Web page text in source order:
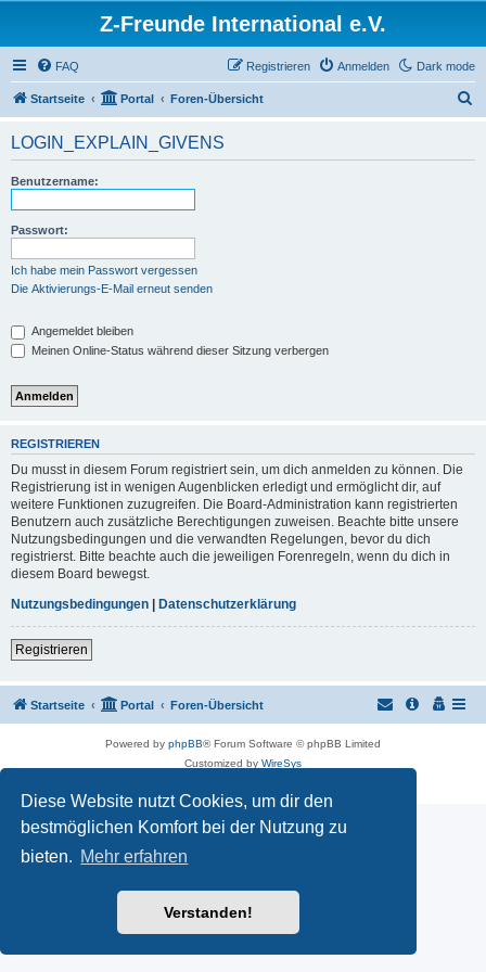
Diese Website nutzt Cookies, um dir den
bestmöglichen Komfort bei der Nutzung zu
bieten. Mehr erfahren
Verstanden!
Z-Freunde International e.V.
Dark mode
FAQ Anmelden
Registrieren
Startseite Portal Foren-Übersicht
LOGIN_EXPLAIN_GIVENS
Benutzername:
Passwort:
Ich habe mein Passwort vergessen
Die Aktivierungs-E-Mail erneut senden
Angemeldet bleiben
Meinen Online-Status während dieser Sitzung verbergen
REGISTRIEREN
Du musst in diesem Forum registriert sein, um dich anmelden zu können. Die
Registrierung ist in wenigen Augenblicken erledigt und ermöglicht dir, auf
weitere Funktionen zuzugreifen. Die Board-Administration kann registrierten
Benutzern auch zusätzliche Berechtigungen zuweisen. Beachte bitte unsere
Nutzungsbedingungen und die verwandten Regelungen, bevor du dich
registrierst. Bitte beachte auch die jeweiligen Forenregeln, wenn du dich in
diesem Board bewegst.
Nutzungsbedingungen | Datenschutzerklärung
Registrieren
Startseite Portal Foren-Übersicht
Powered by phpBB® Forum Software © phpBB Limited
Customized by WireSys